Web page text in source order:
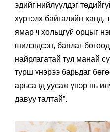
эдийг нийлүүлдэг
хүртэлх байгалийн ханд,
ямар ч хольцгүй орцыг
шилэгдсэн, баялаг
найрлагатай тул манай
турш үнэрээ барьдаг
арьсанд уусаж үнэр нь
давуу талтай”.